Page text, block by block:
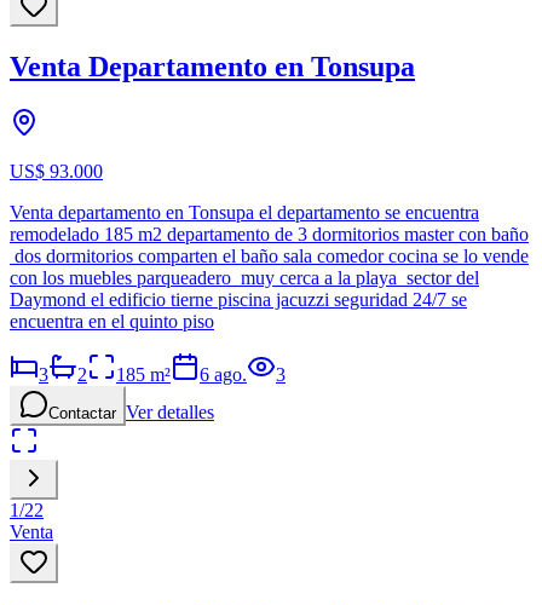
Venta Departamento en Tonsupa
US$ 93.000
Venta departamento en Tonsupa el departamento se encuentra
remodelado 185 m2 departamento de 3 dormitorios master con baño
dos dormitorios comparten el baño sala comedor cocina se lo vende
con los muebles parqueadero muy cerca a la playa sector del
Daymond el edificio tierne piscina jacuzzi seguridad 24/7 se
encuentra en el quinto piso
3 2 185 m² 6 ago. 3
Contactar Ver detalles
1/22
Venta